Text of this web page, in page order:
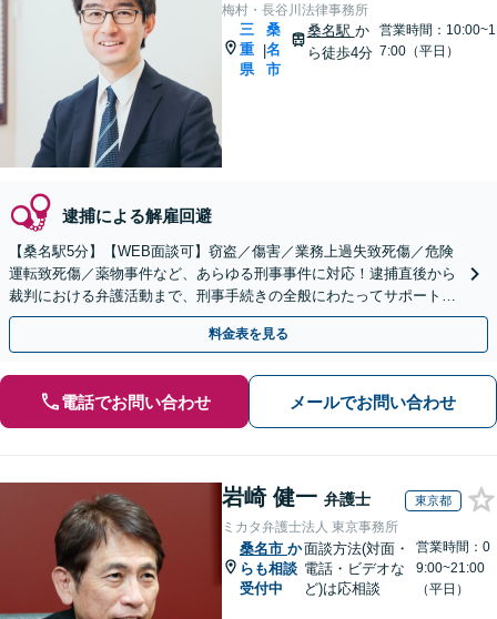
梅村・長谷川法律事務所
三
重
県
|
桑
名
市
桑名駅 か
ら徒歩4分
営業時間：10:00~1
7:00（平日）
逮捕による解雇回避
【桑名駅5分】【WEB面談可】窃盗／傷害／業務上過失致死傷／危険
運転致死傷／薬物事件など、あらゆる刑事事件に対応！逮捕直後から
裁判における弁護活動まで、刑事手続きの全般にわたってサポートし
ます【完全個室対応】【休日・夜間相談可】
料金表を見る
電話でお問い合わせ メールでお問い合わせ
岩崎 健一 弁護士 東京都
ミカタ弁護士法人 東京事務所
桑名市 か
らも相談
受付中
面談方法(対面・
電話・ビデオな
ど)は応相談
営業時間：0
9:00~21:00
（平日）